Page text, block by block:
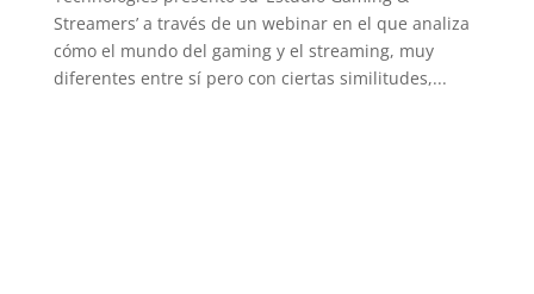
Streamers’ a través de un webinar en el que analiza
cómo el mundo del gaming y el streaming, muy
diferentes entre sí pero con ciertas similitudes,...